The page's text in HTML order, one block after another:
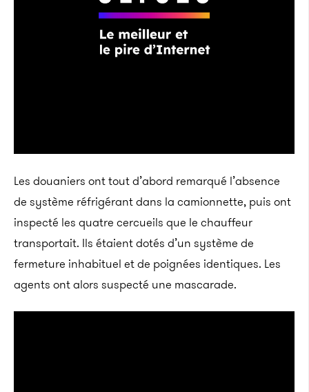
Les douaniers ont tout d’abord remarqué l’absence
de système réfrigérant dans la camionnette, puis ont
inspecté les quatre cercueils que le chauffeur
transportait. Ils étaient dotés d’un système de
fermeture inhabituel et de poignées identiques. Les
agents ont alors suspecté une mascarade.